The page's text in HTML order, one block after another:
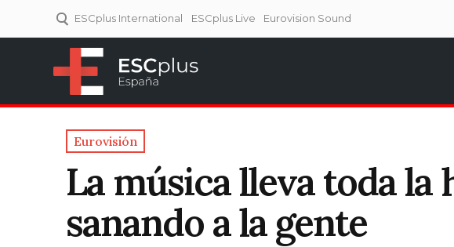
ESCplus International ESCplus Live Eurovision Sound
Eurovisión
La música lleva toda la
sanando a la gente